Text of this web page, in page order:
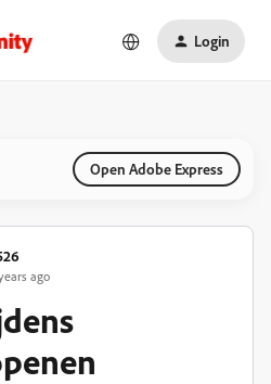
Login
Open Adobe Express
ago